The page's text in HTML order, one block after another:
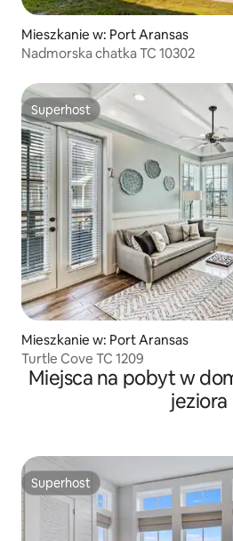
Mieszkanie w: Port Aransas
Nadmorska chatka TC 10302
Superhost
Superhost
Mieszkanie w: Port Aransas
Turtle Cove TC 1209
Miejsca na pobyt w
jeziora
Superhost
Superhost